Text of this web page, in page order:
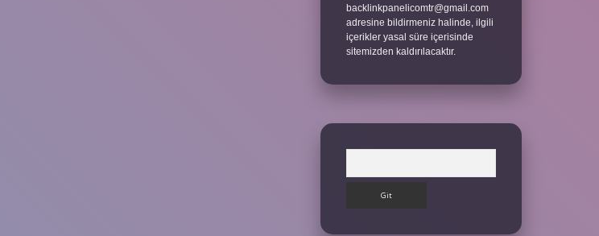
backlinkpanelicomtr@gmail.com
adresine bildirmeniz halinde, ilgili
içerikler yasal süre içerisinde
sitemizden kaldırılacaktır.